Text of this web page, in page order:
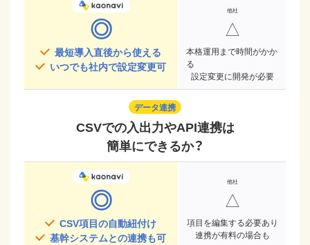
◎
最短導入直後から使える
いつでも社内で設定変更可
△
本格運用まで時間がかか
る
設定変更に開発が必要
データ連携
CSVでの入出力やAPI連携は
簡単にできるか？
◎
CSV項目の自動紐付け
基幹システムとの連携も可
△
項目を編集する必要あり
連携が有料の場合も